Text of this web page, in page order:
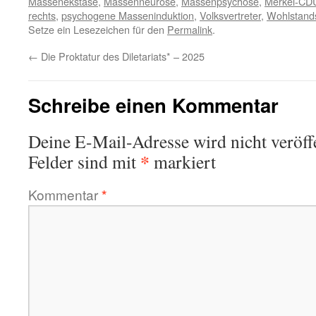
rechts, psychogene Masseninduktion, Volksvertreter,
Setze ein Lesezeichen für den Permalink.
← Die Proktatur des Diletariats* – 2025
Schreibe einen Kommentar
Deine E-Mail-Adresse wird nicht
Felder sind mit * markiert
Kommentar*